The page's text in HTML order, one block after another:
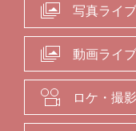
写真ライ
動画ライ
ロケ・撮影